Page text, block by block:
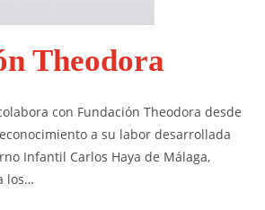
Theodora
con Fundación Theodora desde
a su labor desarrollada
Infantil Carlos Haya de Málaga,
los…